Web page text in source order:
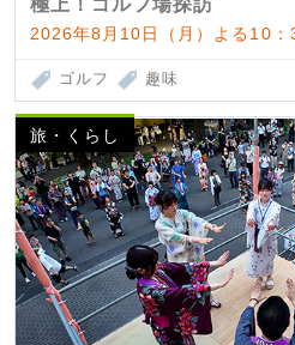
極上！ゴルフ場探訪
2026年8月10日（月）よる10
ゴルフ 趣味
旅・くらし